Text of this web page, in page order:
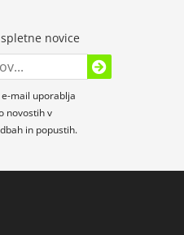
novice
mail uporablja
novostih v
in popustih.